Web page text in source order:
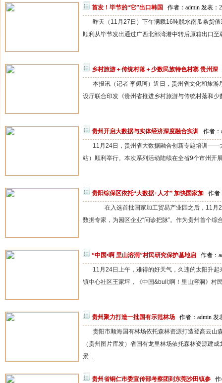
首发！毕节的“它”出口韩国 作者：admin 发表：
昨天（11月27日）下午满载16吨脱水南瓜条货
顺利从毕节发出通过广西北部湾港中转后原箱出口
乡村旅游＋传统村落＋少数民族特色村寨 贵州深
本报讯（记者 李佩珂）近日，贵州省文化和旅
设厅联合印发《贵州省推进乡村旅游与传统村落和少
贵州开启大数据与实体经济深度融合实训 作者：
11月24日，贵州省大数据融合创新专题培训——
站）顺利举行。本次系列活动陆续在全省9个市州开
贵阳综保区依托“大数据+人才” 加快国家加 作者
在入选首批国家加工贸易产业园之后，11月
数据专家，为园区企业“问诊把脉”。作为贵州首个综
“中国•啊 里山溶洞”村民研究保护基地启 作者：
11月24日上午，难得的好天气，久违的太阳升
镇中心社区王家坪，《中国&bull;啊！里山溶洞》村
贵州聚力打造一批国有示范林场 作者：admin 发
贵阳市顺海国有林场依托森林资源打造登高云山
（贵州图片库发）省国有龙里林场依托森林资源建
景...
贵州省铜仁市委宣传部考察团到东莞沙田镇参 作